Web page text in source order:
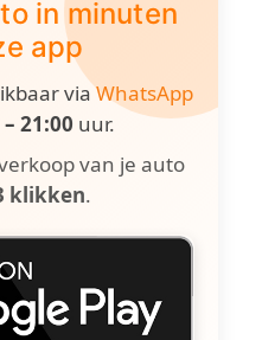
in minuten
app
viaWhatsApp
21:00 uur.
van je auto
klikken.